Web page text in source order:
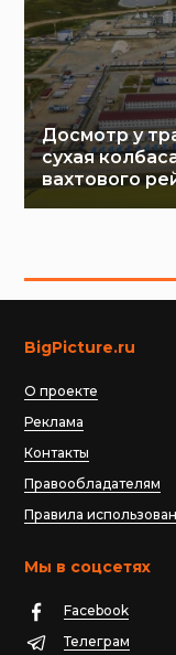
Досмотр у
сухая
вахтового
BigPicture.ru
О проекте
Реклама
Контакты
Правообладателям
Правила
Мы в соцсетях
Facebook
Телеграм